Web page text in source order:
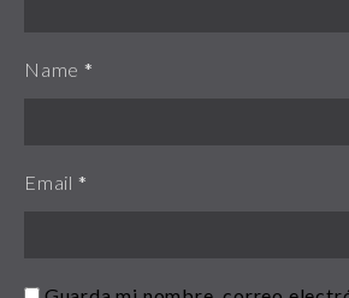
Name *
Email *